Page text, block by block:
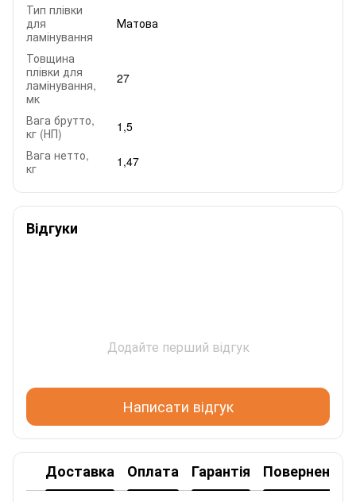
Тип плівки
для
ламінування
Матова
Товщина
плівки для
ламінування,
мк
27
Вага брутто,
кг (НП)
1,5
Вага нетто,
кг
1,47
Відгуки
Додайте перший відгук
Написати відгук
Доставка Оплата Гарантія Повернення